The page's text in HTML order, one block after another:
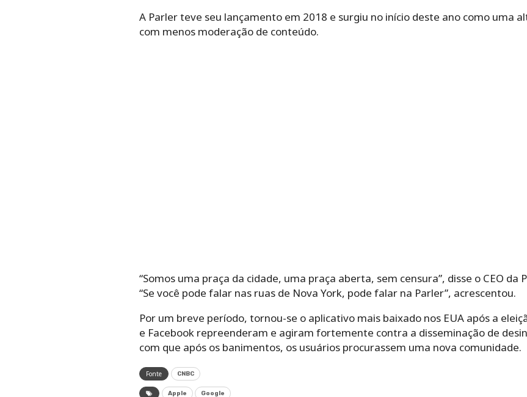
A Parler teve seu lançamento em 2018 e surgiu no início deste ano como uma
com menos moderação de conteúdo.
“Somos uma praça da cidade, uma praça aberta, sem censura”, disse o CEO da
“Se você pode falar nas ruas de Nova York, pode falar na Parler”, acrescentou.
Por um breve período, tornou-se o aplicativo mais baixado nos EUA após a
e Facebook repreenderam e agiram fortemente contra a disseminação de
com que após os banimentos, os usuários procurassem uma nova comunidade.
Fonte CNBC
Apple Google